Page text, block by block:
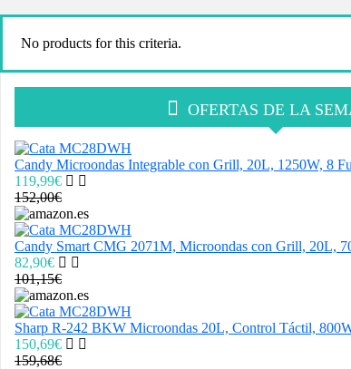
No products for this criteria.
OFERTAS DE LA
Candy Microondas Integrable con Grill, 20L, 1250W, 8
119,99€
152,00€
Candy Smart CMG 2071M, Microondas con Grill, 20L,
82,90€
101,15€
Sharp R-242 BKW Microondas 20L, Control Táctil,
150,69€
159,68€